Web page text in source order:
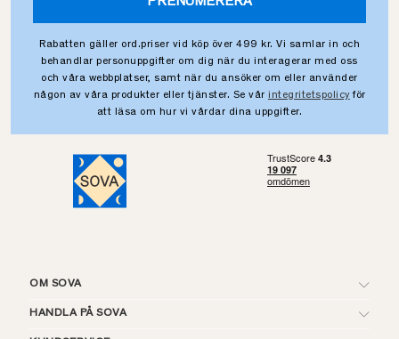
Rabatten gäller ord.priser vid köp över 499 kr. Vi samlar in och
behandlar personuppgifter om dig när du interagerar med oss
och våra webbplatser, samt när du ansöker om eller använder
någon av våra produkter eller tjänster. Se vår integritetspolicy för
att läsa om hur vi vårdar dina uppgifter.
OM SOVA
HANDLA PÅ SOVA